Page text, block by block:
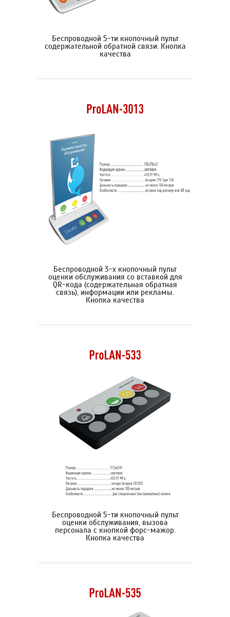
Беспроводной 5-ти кнопочный пульт
содержательной обратной связи. Кнопка
качества
Беспроводной 3-х кнопочный пульт
оценки обслуживания со вставкой для
QR-кода (содержательная обратная
связь), информации или рекламы.
Кнопка качества
Беспроводной 5-ти кнопочный пульт
оценки обслуживания, вызова
персонала с кнопкой форс-мажор.
Кнопка качества